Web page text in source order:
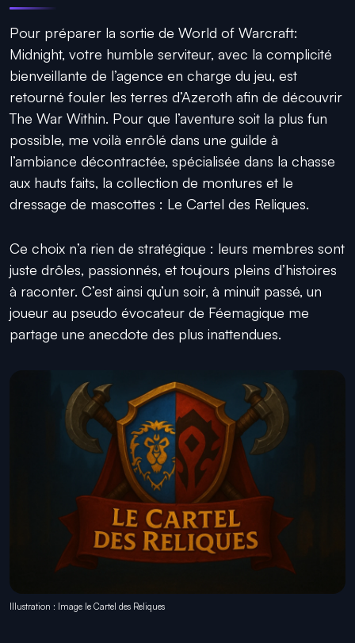
Pour préparer la sortie de World of Warcraft:
Midnight, votre humble serviteur, avec la complicité
bienveillante de l’agence en charge du jeu, est
retourné fouler les terres d’Azeroth afin de découvrir
The War Within. Pour que l’aventure soit la plus fun
possible, me voilà enrôlé dans une guilde à
l’ambiance décontractée, spécialisée dans la chasse
aux hauts faits, la collection de montures et le
dressage de mascottes : Le Cartel des Reliques.
Ce choix n’a rien de stratégique : leurs membres sont
juste drôles, passionnés, et toujours pleins d’histoires
à raconter. C’est ainsi qu’un soir, à minuit passé, un
joueur au pseudo évocateur de Féemagique me
partage une anecdote des plus inattendues.
Illustration : Image le Cartel des Reliques